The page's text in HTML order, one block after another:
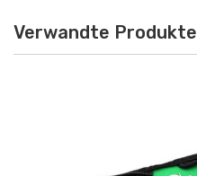
Verwandte Produkte